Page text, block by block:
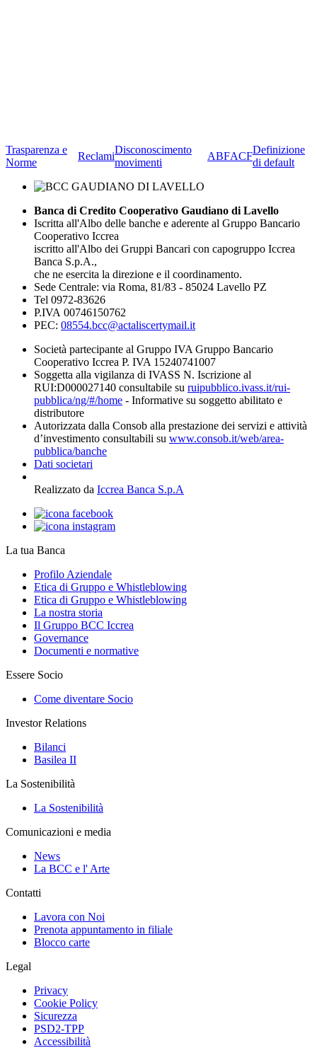
Trasparenza e
Norme
Reclami
Disconoscimento
movimenti
ABFACF
Definizione
di default
Banca di Credito Cooperativo Gaudiano di Lavello
Iscritta all'Albo delle banche e aderente al Gruppo Bancario
Cooperativo Iccrea
iscritto all'Albo dei Gruppi Bancari con capogruppo Iccrea
Banca S.p.A.,
che ne esercita la direzione e il coordinamento.
Sede Centrale: via Roma, 81/83 - 85024 Lavello PZ
Tel 0972-83626
P.IVA 00746150762
PEC: 08554.bcc@actaliscertymail.it
Società partecipante al Gruppo IVA Gruppo Bancario
Cooperativo Iccrea P. IVA 15240741007
Soggetta alla vigilanza di IVASS N. Iscrizione al
RUI:D000027140 consultabile su ruipubblico.ivass.it/rui-
pubblica/ng/#/home - Informative su soggetto abilitato e
distributore
Autorizzata dalla Consob alla prestazione dei servizi e attività
d’investimento consultabili su www.consob.it/web/area-
pubblica/banche
Dati societari
Realizzato da Iccrea Banca S.p.A
La tua Banca
Profilo Aziendale
Etica di Gruppo e Whistleblowing
Etica di Gruppo e Whistleblowing
La nostra storia
Il Gruppo BCC Iccrea
Governance
Documenti e normative
Essere Socio
Come diventare Socio
Investor Relations
Bilanci
Basilea II
La Sostenibilità
La Sostenibilità
Comunicazioni e media
News
La BCC e l' Arte
Contatti
Lavora con Noi
Prenota appuntamento in filiale
Blocco carte
Legal
Privacy
Cookie Policy
Sicurezza
PSD2-TPP
Accessibilità